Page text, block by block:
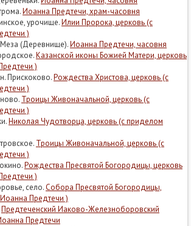
Иоанна Предтечи, храм-часовня
урочище.Илии Пророка, церковь (с
)
(Деревнище).Иоанна Предтечи, часовня
Казанской иконы Божией Матери, церковь
)
Прискоково.Рождества Христова, церковь (с
)
Троицы Живоначальной, церковь (с
)
Николая Чудотворца, церковь (с приделом
Троицы Живоначальной, церковь (с
)
Рождества Пресвятой Богородицы, церковь
)
село.Собора Пресвятой Богородицы,
Предтечи )
Предтеченский Иаково-Железноборовский
Предтечи